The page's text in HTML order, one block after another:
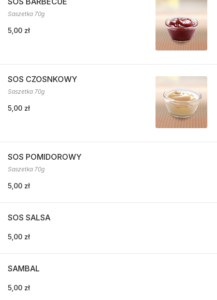
Saszetka 70g
5,00 zł
SOS CZOSNKOWY
Saszetka 70g
5,00 zł
SOS POMIDOROWY
Saszetka 70g
5,00 zł
SOS SALSA
5,00 zł
SAMBAL
5,00 zł